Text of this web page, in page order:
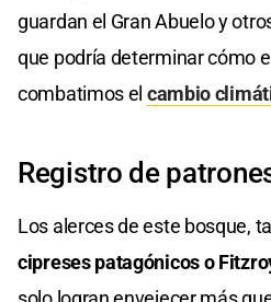
guardan el Gran Abuelo y
que podría determinar cómo
combatimos el cambio
Registro de
Los alerces de este bosque,
cipreses patagónicos o